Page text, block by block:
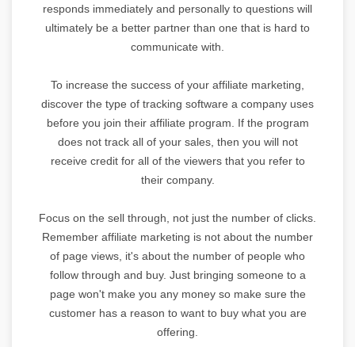
responds immediately and personally to questions will
ultimately be a better partner than one that is hard to
communicate with.
To increase the success of your affiliate marketing,
discover the type of tracking software a company uses
before you join their affiliate program. If the program
does not track all of your sales, then you will not
receive credit for all of the viewers that you refer to
their company.
Focus on the sell through, not just the number of clicks.
Remember affiliate marketing is not about the number
of page views, it's about the number of people who
follow through and buy. Just bringing someone to a
page won't make you any money so make sure the
customer has a reason to want to buy what you are
offering.